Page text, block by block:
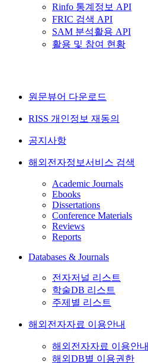
Rinfo 통계정보 API
FRIC 검색 API
SAM 분석활용 API
활용 및 참여 현황
원문뷰어 다운로드
RISS 개인정보 재동의
공지사항
해외전자정보서비스 검색
Academic Journals
Ebooks
Dissertations
Conference Materials
Reviews
Reports
Databases & Journals
전자저널 리스트
학술DB 리스트
주제별 리스트
해외전자자료 이용안내
해외전자자료 이용안내
해외DB별 이용권한